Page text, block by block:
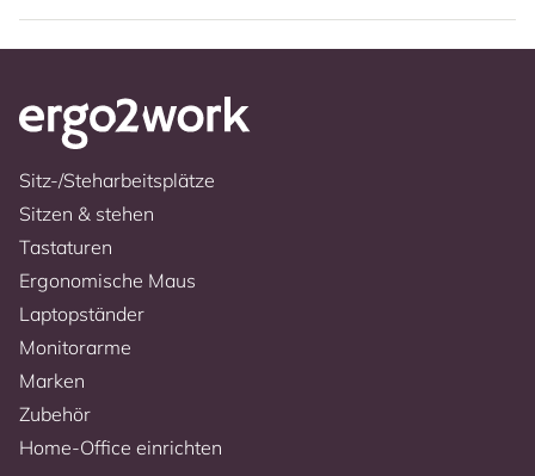
Sitz-/Steharbeitsplätze
Sitzen & stehen
Tastaturen
Ergonomische Maus
Laptopständer
Monitorarme
Marken
Zubehör
Home-Office einrichten